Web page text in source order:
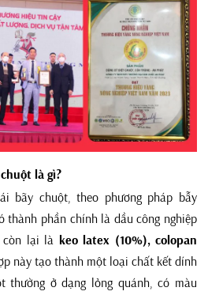
là gì?
bãy chuột, theo phương pháp bẫy
thành phần chính là dầu công nghiệp
còn lại là keo latex (10%), colopan
này tạo thành một loại chất kết dính
thường ở dạng lỏng quánh, có màu